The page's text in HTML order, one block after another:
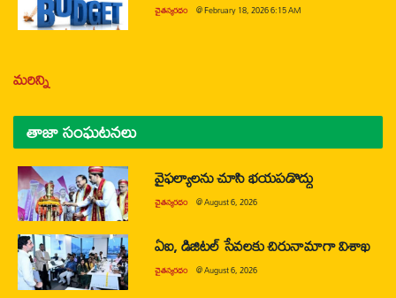
చైతన్యరధం @February 18, 2026 6:15 AM
మరిన్ని
తాజా సంఘటనలు
వైఫల్యాలను చూసి భయపడొద్దు
చైతన్యరధం @August 6, 2026
ఏఐ, డిజిటల్ సేవలకు చిరునామాగా విశాఖ
చైతన్యరధం @August 6, 2026